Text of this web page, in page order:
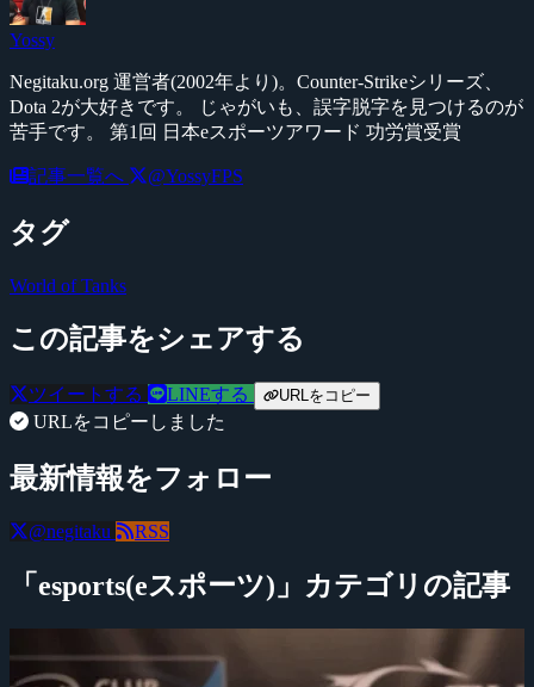
Yossy
Negitaku.org 運営者(2002年より)。Counter-Strikeシリーズ、
Dota 2が大好きです。 じゃがいも、誤字脱字を見つけるのが
苦手です。 第1回 日本eスポーツアワード 功労賞受賞
記事一覧へ @YossyFPS
タグ
World of Tanks
この記事をシェアする
ツイートする LINEする URLをコピー
URLをコピーしました
最新情報をフォロー
@negitaku RSS
「esports(eスポーツ)」カテゴリの記事